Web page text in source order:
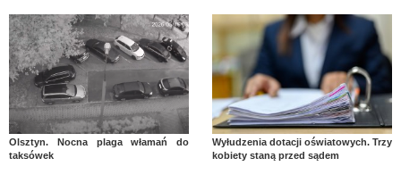
Olsztyn. Nocna plaga włamań do
taksówek
Wyłudzenia dotacji oświatowych. Trzy
kobiety staną przed sądem